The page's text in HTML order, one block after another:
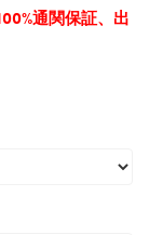
通関保証、出